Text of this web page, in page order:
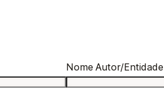
Nome Autor/Entidade